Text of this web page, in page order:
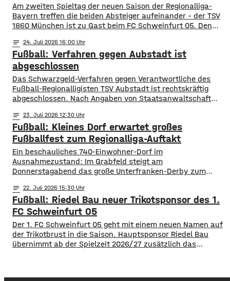
Am zweiten Spieltag der neuen Saison der Regionalliga-
Bayern treffen die beiden Absteiger aufeinander – der TSV
1860 München ist zu Gast beim FC Schweinfurt 05. Den
Minuten köpfte Neuzugang Prodanovic die
Heimmannschaft zum 1:0. In der 34. Minute dann aber der
Ausgleich für die Löwen. Noch
notes 24. Juli 2026 16:00
Fußball: Verfahren gegen Aubstadt ist
abgeschlossen
Das Schwarzgeld-Verfahren gegen Verantwortliche des
Fußball-Regionalligisten TSV Aubstadt ist rechtskräftig
abgeschlossen. Nach Angaben von Staatsanwaltschaft
Verantwortliche verurteilt. Das Amtsgericht Würzburg
verhängte jeweils ein Jahr Freiheitsstrafe auf Bewährung
sowie zusätzliche Geldstrafen in Höhe von insgesamt rund
einer Million Euro. Die Ermittler hatten nachgewiesen, dass
Spieler und Trainer zwischen 2018 und
notes 23. Juli 2026 12:30
Fußball: Kleines Dorf erwartet großes
Fußballfest zum Regionalliga-Auftakt
Ein beschauliches 740-Einwohner-Dorf im
Ausnahmezustand: Im Grabfeld steigt am
Donnerstagabend das große Unterfranken-Derby zum
empfängt um 19 Uhr den 1. FC Schweinfurt 05. Der Verein
rechnet nach eigenen Angaben mit rund 2.500 Besuchern
für das Eröffnungsspiel. Maximal könnten sogar bis zu
3.000 Fans in die NGN-Arena kommen. Das
notes 22. Juli 2026 15:30
Fußball: Riedel Bau neuer Trikotsponsor des 1.
FC Schweinfurt 05
Der 1. FC Schweinfurt 05 geht mit einem neuen Namen auf
der Trikotbrust in die Saison. Hauptsponsor Riedel Bau
übernimmt ab der Spielzeit 2026/27 zusätzlich das